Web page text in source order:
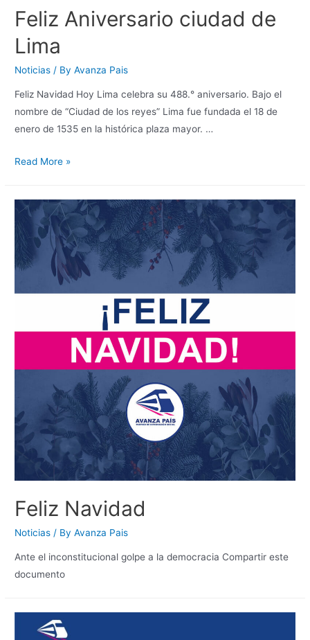
Feliz Aniversario ciudad de
Lima
Noticias / ByAvanza Pais
Feliz Navidad Hoy Lima celebra su 488.° aniversario. Bajo el
nombre de “Ciudad de los reyes” Lima fue fundada el 18 de
enero de 1535 en la histórica plaza mayor. …
Read More »
Feliz Navidad
Noticias / ByAvanza Pais
Ante el inconstitucional golpe a la democracia Compartir este
documento